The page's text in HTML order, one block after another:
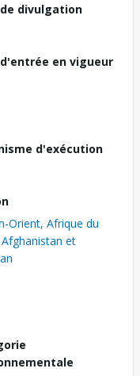
divulgation
en vigueur
d'exécution
Orient, Afrique du
et